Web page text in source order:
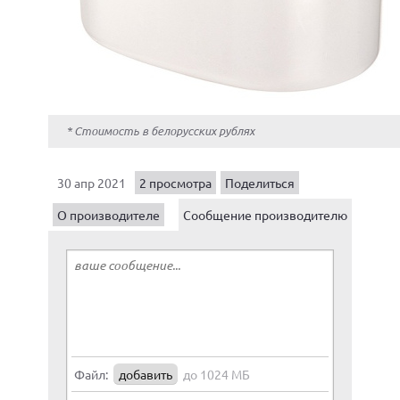
* Стоимость в белорусских рублях
30 апр 2021 2 просмотра
Поделиться
О производителе
Сообщение производителю
Файл: добавить до 1024 МБ